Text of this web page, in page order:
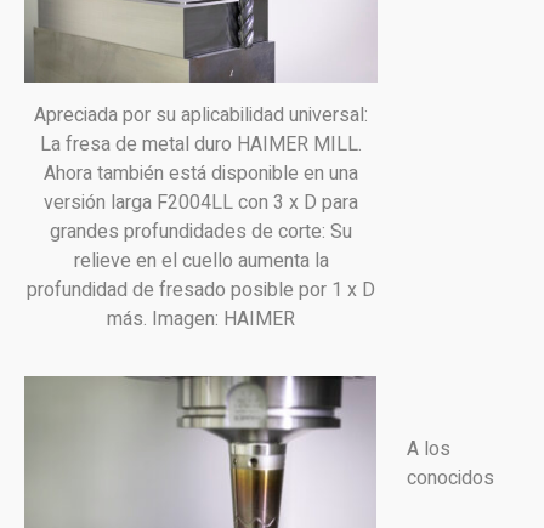
Apreciada por su aplicabilidad universal:
La fresa de metal duro HAIMER MILL.
Ahora también está disponible en una
versión larga F2004LL con 3 x D para
grandes profundidades de corte: Su
relieve en el cuello aumenta la
profundidad de fresado posible por 1 x D
más. Imagen: HAIMER
A los
conocidos